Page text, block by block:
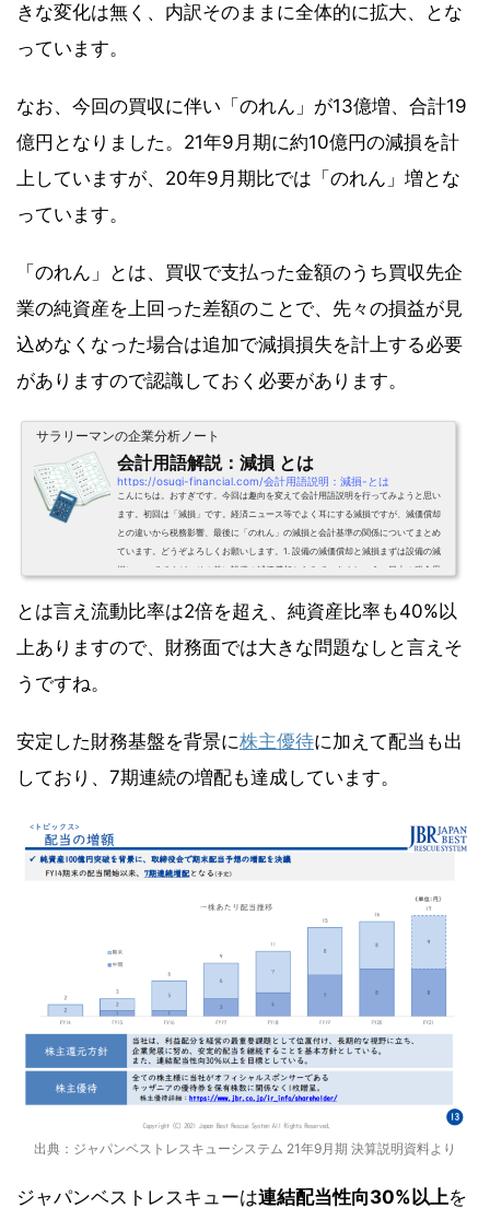
きな変化は無く、内訳そのままに全体的に拡大、とな
っています。
なお、今回の買収に伴い「のれん」が13億増、合計19
億円となりました。21年9月期に約10億円の減損を計
上していますが、20年9月期比では「のれん」増とな
っています。
「のれん」とは、買収で支払った金額のうち買収先企
業の純資産を上回った差額のことで、先々の損益が見
込めなくなった場合は追加で減損損失を計上する必要
がありますので認識しておく必要があります。
サラリーマンの企業分析ノート
会計用語解説：減損 とは
https://osugi-financial.com/会計用語説明：減損-とは
こんにちは。おすぎです。今回は趣向を変えて会計用語説明を行ってみようと思い
ます。初回は「減損」です。経済ニュース等でよく耳にする減損ですが、減価償却
との違いから税務影響、最後に「のれん」の減損と会計基準の関係についてまとめ
ています。どうぞよろしくお願いします。1. 設備の減価償却と減損まずは設備の減
損についてですが、その前に設備の減価償却からみていきましょう。日本の税金界
います。 事業などの業務のために用いられる建物、建物...
とは言え流動比率は2倍を超え、純資産比率も40%以
上ありますので、財務面では大きな問題なしと言えそ
うですね。
安定した財務基盤を背景に株主優待に加えて配当も出
しており、7期連続の増配も達成しています。
出典：ジャパンベストレスキューシステム 21年9月期 決算説明資料より
ジャパンベストレスキューは連結配当性向30%以上を